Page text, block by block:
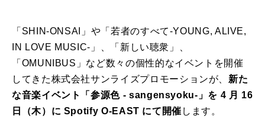
「SHIN-ONSAI」や「若者のすべて-YOUNG, ALIVE,
IN LOVE MUSIC-」、「新しい聴衆」、
「OMUNIBUS」など数々の個性的なイベントを開催
してきた株式会社サンライズプロモーションが、 新た
な音楽イベント「参源色 - sangensyoku-」を 4 月 16
日（木）に Spotify O-EAST にて開催 します。